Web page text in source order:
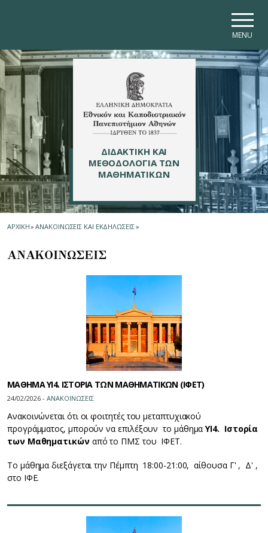
MENU
ΔΙΔΑΚΤΙΚΗ ΚΑΙ
ΜΕΘΟΔΟΛΟΓΙΑ ΤΩΝ
ΜΑΘΗΜΑΤΙΚΩΝ
ΑΡΧΙΚΗ» ΑΝΑΚΟΙΝΩΣΕΙΣ ΚΑΙ ΕΚΔΗΛΩΣΕΙΣ»
ΑΝΑΚΟΙΝΩΣΕΙΣ
ΜΑΘΗΜΑ ΥΙ4. ΙΣΤΟΡΙΑ ΤΩΝ ΜΑΘΗΜΑΤΙΚΩΝ (ΙΦΕΤ)
24/02/2026 - ΑΝΑΚΟΙΝΩΣΕΙΣ
Ανακοινώνεται ότι οι φοιτητές του μεταπτυχιακού
προγράμματος, μπορούν να επιλέξουν το μάθημαΥΙ4. Ιστορία
των Μαθηματικών από το ΠΜΣ του ΙΦΕΤ.
Το μάθημα διεξάγεται την Πέμπτη 18:00-21:00, αίθουσα Γ' , Δ' ,
στο ΙΦΕ.